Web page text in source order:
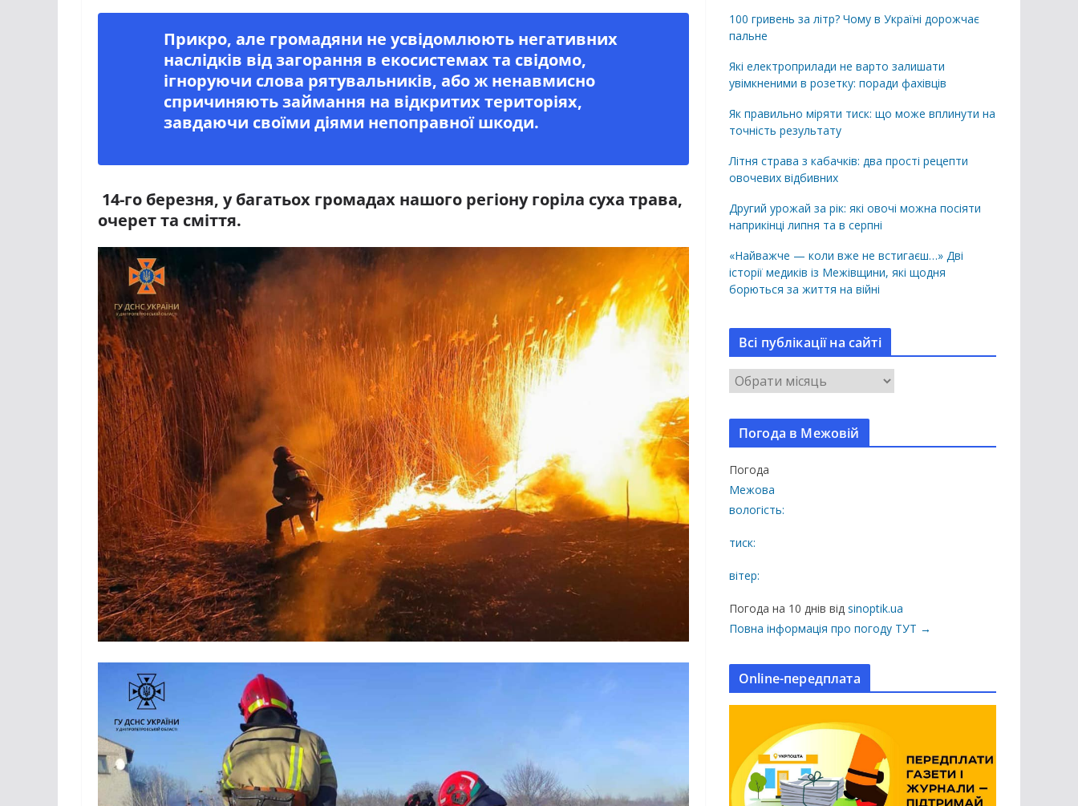
Прикро, але громадяни не усвідомлюють негативних
наслідків від загорання в екосистемах та свідомо,
ігноруючи слова рятувальників, або ж ненавмисно
спричиняють займання на відкритих територіях,
завдаючи своїми діями непоправної шкоди.
14-го березня, у багатьох громадах нашого регіону горіла суха трава,
очерет та сміття.
100 гривень за літр? Чому в Україні дорожчає
пальне
Які електроприлади не варто залишати
увімкненими в розетку: поради фахівців
Як правильно міряти тиск: що може вплинути на
точність результату
Літня страва з кабачків: два прості рецепти
овочевих відбивних
Другий урожай за рік: які овочі можна посіяти
наприкінці липня та в серпні
«Найважче — коли вже не встигаєш…» Дві
історії медиків із Межівщини, які щодня
борються за життя на війні
Всі публікації на сайті
В
с
і
б
л
і
к
ц
Погода в Межовій
Погода
Межова
вологість:
тиск:
вітер:
Погода на 10 днів від sinoptik.ua
Повна інформація про погоду ТУТ →
Online-передплата